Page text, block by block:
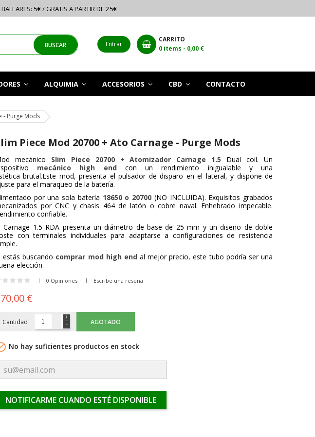
5€ / GRATIS A PARTIR DE 25€
BUSCAR Entrar
CARRITO
0 items - 0,00 €
ALQUIMIA ACCESORIOS CBD CONTACTO
- Purge Mods
Piece Mod 20700 + Ato Carnage - Purge Mods
mecánico Slim Piece 20700 + Atomizador Carnage 1.5 Dual coil. Un
mecánico high endcon un rendimiento inigualable y una
brutal.Este mod, presenta el pulsador de disparo en el lateral, y dispone de
para el maraqueo de la batería.
por una sola batería 18650 o 20700 (NO INCLUIDA). Exquisitos grabados
por CNC y chasis 464 de latón o cobre naval. Enhebrado impecable.
confiable.
Carnage 1.5 RDA presenta un diámetro de base de 25 mm y un diseño de doble
con terminales individuales para adaptarse a configuraciones de resistencia
estás buscando comprar mod high endal mejor precio, este tubo podría ser una
elección.
0 Opiniones Escribe una reseña
€
Cantidad AGOTADO
No hay suficientes productos en stock
NOTIFICARME CUANDO ESTÉ DISPONIBLE